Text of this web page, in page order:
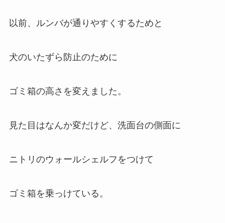
以前、ルンバが通りやすくするためと
犬のいたずら防止のために
ゴミ箱の高さを変えました。
見た目はなんか変だけど、洗面台の側面に
ニトリのウォールシェルフをつけて
ゴミ箱を乗っけている。